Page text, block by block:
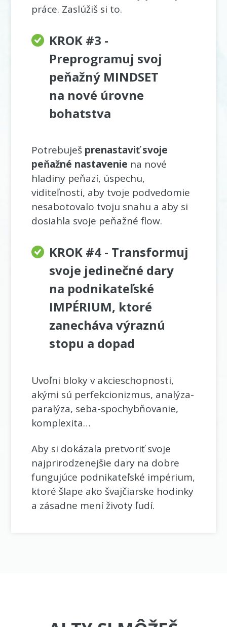
práce. Zaslúžiš si to.
KROK #3 -
Preprogramuj svoj
peňažný MINDSET
na nové úrovne
bohatstva
Potrebuješ prenastaviť svoje
peňažné nastavenie na nové
hladiny peňazí, úspechu,
viditeľnosti, aby tvoje podvedomie
nesabotovalo tvoju snahu a aby si
dosiahla svoje peňažné flow.
KROK #4 - Transformuj
svoje jedinečné dary
na podnikateľské
IMPÉRIUM, ktoré
zanecháva výraznú
stopu a dopad
Uvoľni bloky v akcieschopnosti,
akými sú perfekcionizmus, analýza-
paralýza, seba-spochybňovanie,
komplexita…
Aby si dokázala pretvoriť svoje
najprirodzenejšie dary na dobre
fungujúce podnikateľské impérium,
ktoré šlape ako švajčiarske hodinky
a zásadne mení životy ľudí.